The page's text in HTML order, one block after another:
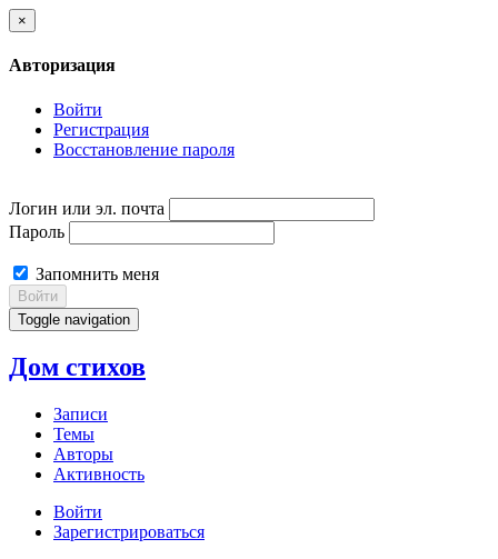
×
Авторизация
Войти
Регистрация
Восстановление пароля
Логин или эл. почта
Пароль
Запомнить меня
Войти
Toggle navigation
Дом стихов
Записи
Темы
Авторы
Активность
Войти
Зарегистрироваться